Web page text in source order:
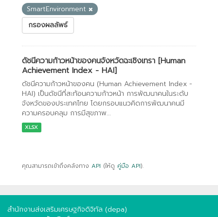
SmartEnvironment
กรองผลลัพธ์
ดัชนีความก้าวหน้าของคนจังหวัดฉะเชิงเทรา [Human
Achievement Index - HAI]
ดัชนีความก้าวหน้าของคน (Human Achievement Index -
HAI) เป็นดัชนีที่สะท้อนความก้าวหน้า การพัฒนาคนในระดับ
จังหวัดของประเทศไทย โดยกรอบแนวคิดการพัฒนาคนมี
ความครอบคลุม การมีสุขภาพ...
XLSX
คุณสามารถเข้าถึงคลังทาง API (ให้ดู คู่มือ API).
สำนักงานส่งเสริมเศรษฐกิจดิจิทัล (depa)